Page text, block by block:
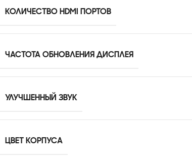
КОЛИЧЕСТВО HDMI ПОРТОВ
ЧАСТОТА ОБНОВЛЕНИЯ ДИСПЛЕЯ
УЛУЧШЕННЫЙ ЗВУК
ЦВЕТ КОРПУСА